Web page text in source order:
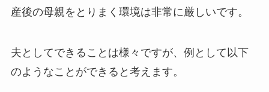
産後の母親をとりまく環境は非常に厳しいです。
夫としてできることは様々ですが、例として以下
のようなことができると考えます。